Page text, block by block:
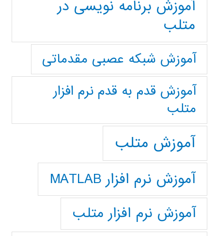
آموزش برنامه نویسی در
متلب
آموزش شبکه عصبی مقدماتی
آموزش قدم به قدم نرم افزار
متلب
آموزش متلب
آموزش نرم افزار MATLAB
آموزش نرم افزار متلب